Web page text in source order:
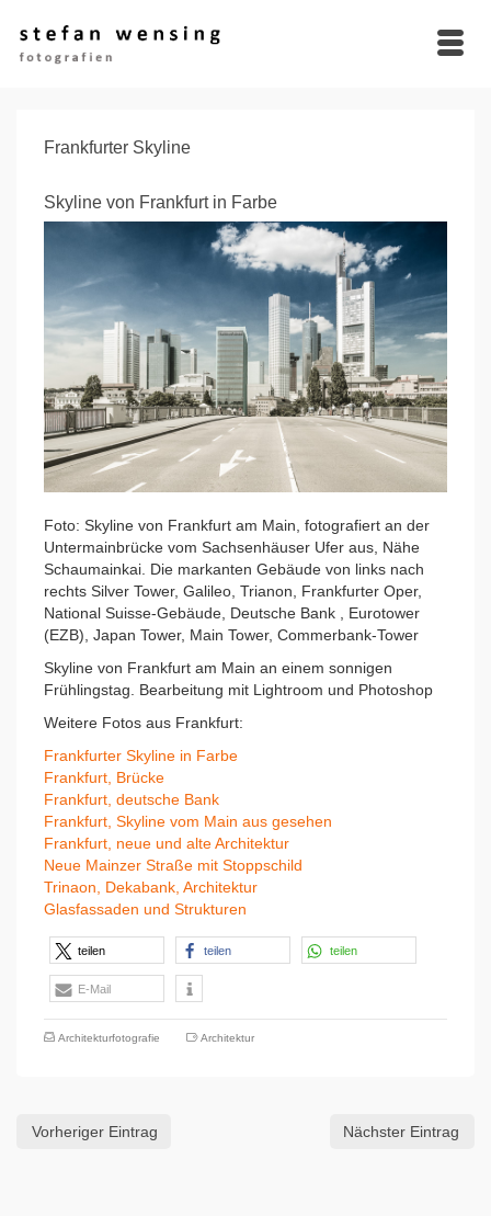
Frankfurter Skyline
Skyline von Frankfurt in Farbe
Foto: Skyline von Frankfurt am Main, fotografiert an der
Untermainbrücke vom Sachsenhäuser Ufer aus, Nähe
Schaumainkai. Die markanten Gebäude von links nach
rechts Silver Tower, Galileo, Trianon, Frankfurter Oper,
National Suisse-Gebäude, Deutsche Bank , Eurotower
(EZB), Japan Tower, Main Tower, Commerbank-Tower
Skyline von Frankfurt am Main an einem sonnigen
Frühlingstag. Bearbeitung mit Lightroom und Photoshop
Weitere Fotos aus Frankfurt:
Frankfurter Skyline in Farbe
Frankfurt, Brücke
Frankfurt, deutsche Bank
Frankfurt, Skyline vom Main aus gesehen
Frankfurt, neue und alte Architektur
Neue Mainzer Straße mit Stoppschild
Trinaon, Dekabank, Architektur
Glasfassaden und Strukturen
teilen teilen teilen
E-Mail
Architekturfotografie Architektur
Vorheriger Eintrag Nächster Eintrag